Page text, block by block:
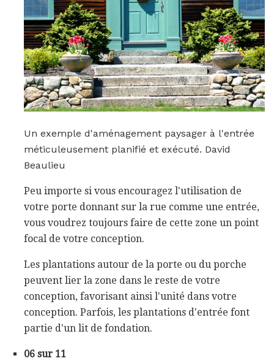
Un exemple d'aménagement paysager à l'entrée
méticuleusement planifié et exécuté. David
Beaulieu
Peu importe si vous encouragez l'utilisation de
votre porte donnant sur la rue comme une entrée,
vous voudrez toujours faire de cette zone un point
focal de votre conception.
Les plantations autour de la porte ou du porche
peuvent lier la zone dans le reste de votre
conception, favorisant ainsi l'unité dans votre
conception. Parfois, les plantations d'entrée font
partie d'un lit de fondation.
06 sur 11